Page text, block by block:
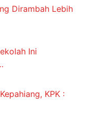
Dirambah Lebih
Ini
KPK :